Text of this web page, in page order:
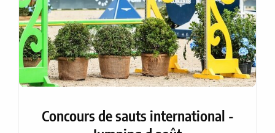
Concours de sauts international -